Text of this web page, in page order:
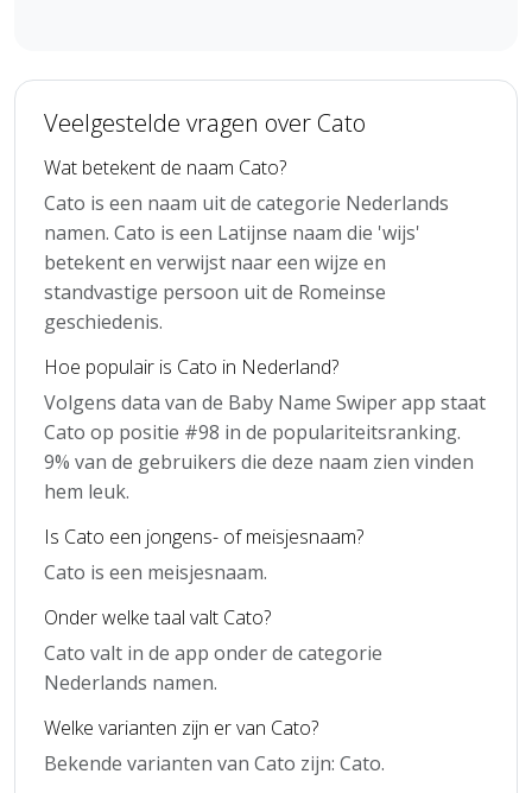
Veelgestelde vragen over Cato
Wat betekent de naam Cato?
Cato is een naam uit de categorie Nederlands
namen. Cato is een Latijnse naam die 'wijs'
betekent en verwijst naar een wijze en
standvastige persoon uit de Romeinse
geschiedenis.
Hoe populair is Cato in Nederland?
Volgens data van de Baby Name Swiper app staat
Cato op positie #98 in de populariteitsranking.
9% van de gebruikers die deze naam zien vinden
hem leuk.
Is Cato een jongens- of meisjesnaam?
Cato is een meisjesnaam.
Onder welke taal valt Cato?
Cato valt in de app onder de categorie
Nederlands namen.
Welke varianten zijn er van Cato?
Bekende varianten van Cato zijn: Cato.